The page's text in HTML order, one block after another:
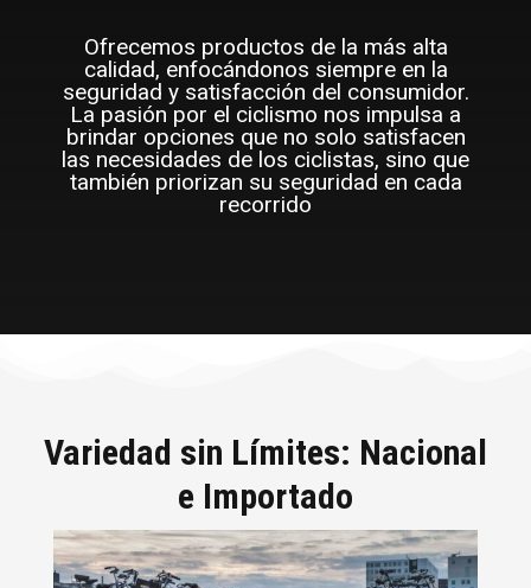
Ofrecemos productos de la más alta
calidad, enfocándonos siempre en la
seguridad y satisfacción del consumidor.
La pasión por el ciclismo nos impulsa a
brindar opciones que no solo satisfacen
las necesidades de los ciclistas, sino que
también priorizan su seguridad en cada
recorrido
Variedad sin Límites: Nacional
e Importado